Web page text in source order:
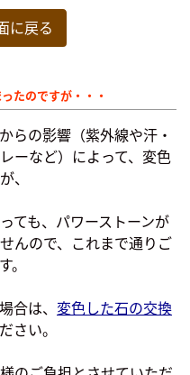
戻る
たのですが・・・
らの影響（紫外線や汗・
ーなど）によって、変色
、
ても、パワーストーンが
んので、これまで通りご
。
合は、 変色した石の交換
さい。